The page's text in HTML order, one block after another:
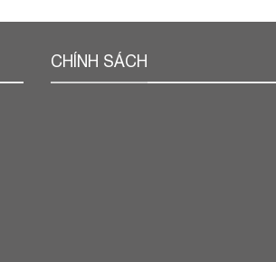
CHÍNH SÁCH